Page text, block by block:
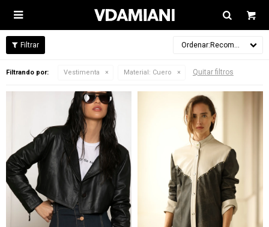

Recomendados
Filtrando por: Vestimenta Material: Cuero Quitar filtros